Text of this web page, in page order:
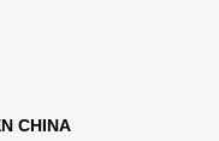
CHINA